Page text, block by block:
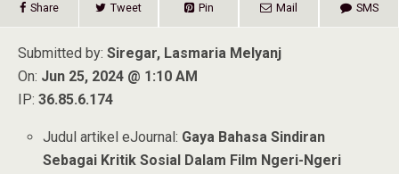
Share Tweet Pin Mail SMS
Submitted by: Siregar, Lasmaria Melyanj
On: Jun 25, 2024 @ 1:10 AM
IP: 36.85.6.174
Judul artikel eJournal: Gaya Bahasa Sindiran
Sebagai Kritik Sosial Dalam Film Ngeri-Ngeri